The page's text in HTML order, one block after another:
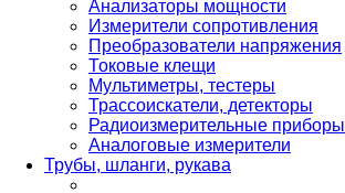
Анализаторы мощности
Измерители сопротивления
Преобразователи напряжения
Токовые клещи
Мультиметры, тестеры
Трассоискатели, детекторы
Радиоизмерительные приборы
Аналоговые измерители
Трубы, шланги, рукава